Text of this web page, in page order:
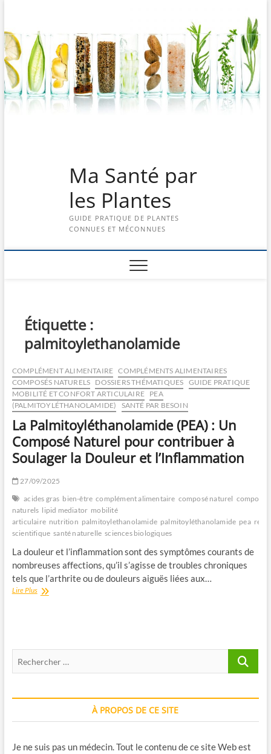
content
Ma Santé par
les Plantes
GUIDE PRATIQUE DE PLANTES
CONNUES ET MÉCONNUES
Étiquette :
palmitoylethanolamide
COMPLÉMENT ALIMENTAIRE COMPLÉMENTS ALIMENTAIRES
COMPOSÉS NATURELS DOSSIERS THÉMATIQUES GUIDE PRATIQUE
MOBILITÉ ET CONFORT ARTICULAIRE
PEA
(PALMITOYLÉTHANOLAMIDE)
SANTÉ PAR BESOIN
La Palmitoyléthanolamide (PEA) : Un
Composé Naturel pour contribuer à
Soulager la Douleur et l’Inflammation
27/09/2025
acides gras bien-être complément alimentaire composé naturel composés
naturels lipid mediator mobilité
articulaire nutrition palmitoylethanolamide palmitoyléthanolamide pea
scientifique santé naturelle sciences biologiques
La douleur et l’inflammation sont des symptômes courants de
nombreuses affections, qu’il s’agisse de troubles chroniques
tels que l’arthrite ou de douleurs aiguës liées aux…
Lire PlusLa
pour
Soulager
Douleur
l’Inflammation
À PROPOS DE CE SITE
Je ne suis pas un médecin. Tout le contenu de ce site Web est